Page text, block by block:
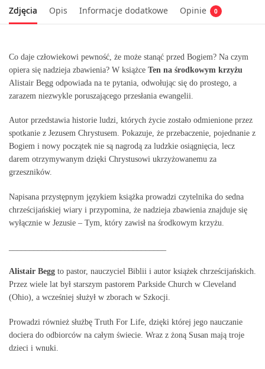
Zdjęcia Opis Informacje dodatkowe Opinie 0
Co daje człowiekowi pewność, że może stanąć przed Bogiem? Na czym
opiera się nadzieja zbawienia? W książce Ten na środkowym krzyżu
Alistair Begg odpowiada na te pytania, odwołując się do prostego, a
zarazem niezwykle poruszającego przesłania ewangelii.
Autor przedstawia historie ludzi, których życie zostało odmienione przez
spotkanie z Jezusem Chrystusem. Pokazuje, że przebaczenie, pojednanie z
Bogiem i nowy początek nie są nagrodą za ludzkie osiągnięcia, lecz
darem otrzymywanym dzięki Chrystusowi ukrzyżowanemu za
grzeszników.
Napisana przystępnym językiem książka prowadzi czytelnika do sedna
chrześcijańskiej wiary i przypomina, że nadzieja zbawienia znajduje się
wyłącznie w Jezusie – Tym, który zawisł na środkowym krzyżu.
Alistair Begg to pastor, nauczyciel Biblii i autor książek chrześcijańskich.
Przez wiele lat był starszym pastorem Parkside Church w Cleveland
(Ohio), a wcześniej służył w zborach w Szkocji.
Prowadzi również służbę Truth For Life, dzięki której jego nauczanie
dociera do odbiorców na całym świecie. Wraz z żoną Susan mają troje
dzieci i wnuki.